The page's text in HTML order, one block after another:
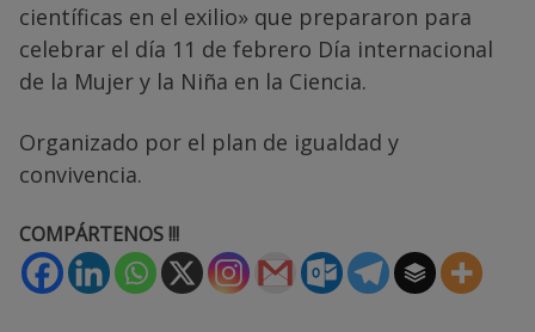
científicas en el exilio» que prepararon para
celebrar el día 11 de febrero Día internacional
de la Mujer y la Niña en la Ciencia.
Organizado por el plan de igualdad y
convivencia.
COMPÁRTENOS !!!